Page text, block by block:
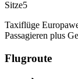
Sitze5
Taxiflüge
Passagieren plus
Flugroute